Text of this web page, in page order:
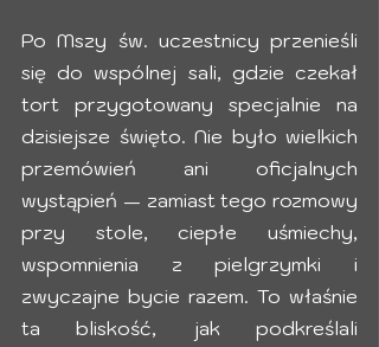
Po Mszy św. uczestnicy przenieśli
się do wspólnej sali, gdzie czekał
tort przygotowany specjalnie na
dzisiejsze święto. Nie było wielkich
przemówień ani oficjalnych
wystąpień — zamiast tego rozmowy
przy stole, ciepłe uśmiechy,
wspomnienia z pielgrzymki i
zwyczajne bycie razem. To właśnie
ta bliskość, jak podkreślali